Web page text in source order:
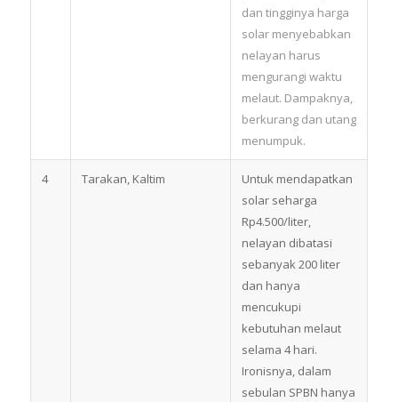
dan tingginya harga
solar menyebabkan
nelayan harus
mengurangi waktu
melaut. Dampaknya,
berkurang dan utang
menumpuk.
4 Tarakan, Kaltim
Untuk mendapatkan
solar seharga
Rp4.500/liter,
nelayan dibatasi
sebanyak 200 liter
dan hanya
mencukupi
kebutuhan melaut
selama 4 hari.
Ironisnya, dalam
sebulan SPBN hanya